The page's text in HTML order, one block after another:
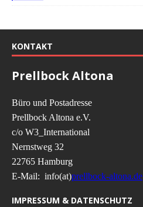
KONTAKT
Prellbock Altona
Büro und Postadresse
Prellbock Altona e.V.
c/o W3_International
Nernstweg 32
22765 Hamburg
E-Mail: info(at)prellbock-altona.de
IMPRESSUM & DATENSCHUTZ